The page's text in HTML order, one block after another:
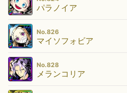
パラノイア
No.826
マイソフォビア
No.828
メランコリア